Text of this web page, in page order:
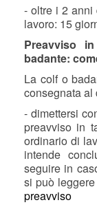
- oltre i 2 anni
lavoro: 15
Preavviso
badante:
La colf o
consegnata al
- dimettersi
preavviso in
ordinario di
intende
seguire in
si può
preavviso